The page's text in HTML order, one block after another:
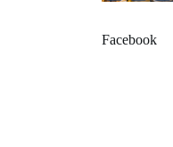
Facebook